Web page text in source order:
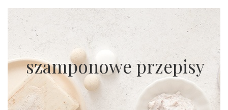
szamponowe przepisy